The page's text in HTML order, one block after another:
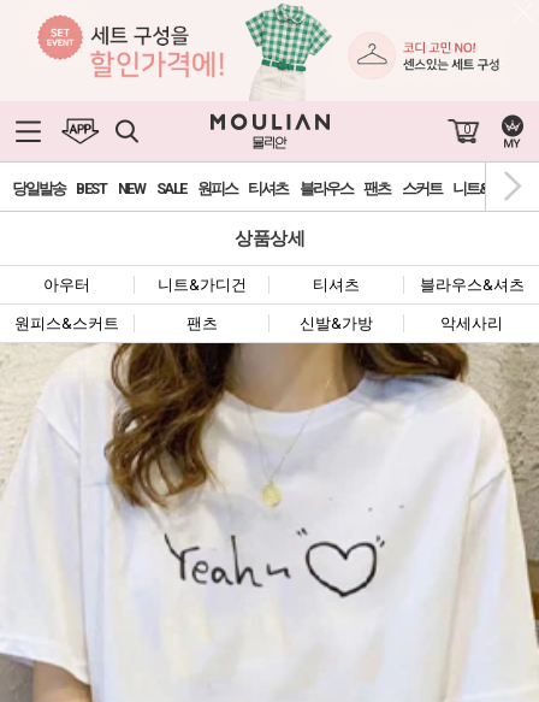
0
당일발송 BEST NEW SALE 원피스 티셔츠 블라우스 팬츠 스커트 니트&가디건
상품상세
아우터 니트&가디건 티셔츠 블라우스&셔츠
원피스&스커트 팬츠 신발&가방 악세사리